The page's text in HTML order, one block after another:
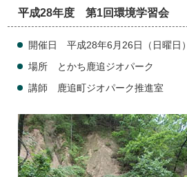
平成28年度 第1回環境学習会
開催日 平成28年6月26日（日曜日）
場所 とかち鹿追ジオパーク
講師 鹿追町ジオパーク推進室